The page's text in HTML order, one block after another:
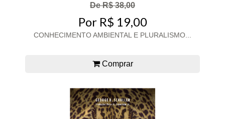
De R$ 38,00
Por R$ 19,00
CONHECIMENTO AMBIENTAL E PLURALISMO...
Comprar